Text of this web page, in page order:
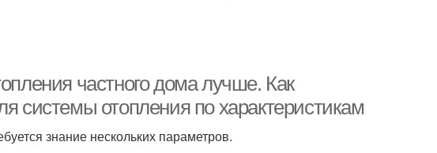
частного дома лучше. Как
системы отопления по характеристикам
знание нескольких параметров.